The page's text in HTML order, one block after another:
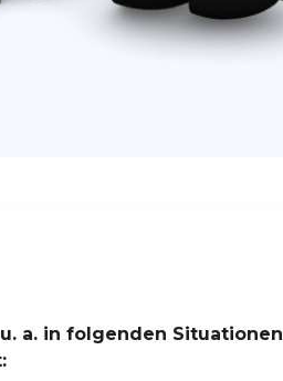
a. in folgenden Situationen